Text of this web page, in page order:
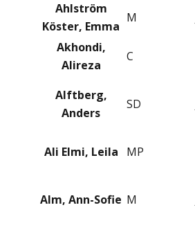
Ahlström
Köster, Emma
M
Akhondi,
Alireza
C
Alftberg,
Anders
SD
Ali Elmi, Leila MP
Alm, Ann-Sofie M